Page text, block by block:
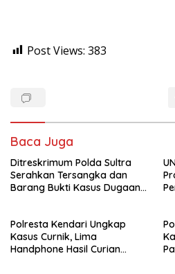
Post Views: 383
Baca Juga
Ditreskrimum Polda Sultra
Serahkan Tersangka dan
Barang Bukti Kasus Dugaan
Kejaksaan
Polresta Kendari Ungkap
Kasus Curnik, Lima
Handphone Hasil Curian